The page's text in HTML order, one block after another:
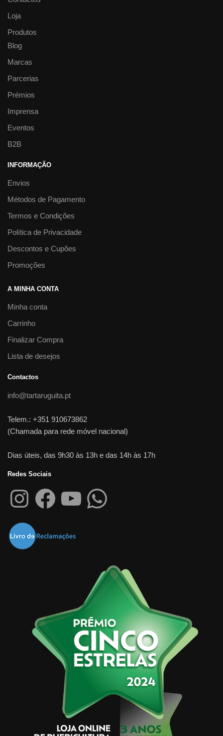
Loja
Produtos
Blog
Marcas
Parcerias
Prémios
Imprensa
Eventos
B2B
INFORMAÇÃO
Envios
Métodos de Pagamento
Termos e Condições
Política de Privacidade
Descontos e Cupões
Promoções
A MINHA CONTA
Minha conta
Carrinho
Finalizar Compra
Lista de desejos
Contactos
info@tartaruguita.pt
Telem.: +351 910673862
(Chamada para rede móvel nacional)
Dias úteis, das 9h30 às 13h e das 14h às 17h
Redes Sociais